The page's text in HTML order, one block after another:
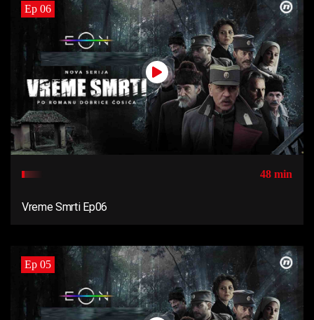
Ep 06
48 min
Vreme Smrti Ep06
Ep 05